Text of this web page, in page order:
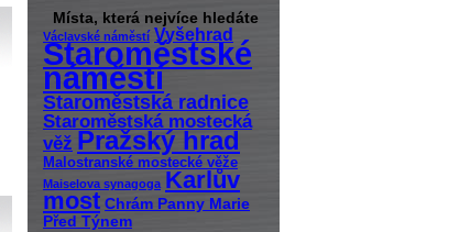
Místa, která nejvíce hledáte
Václavské náměstí Vyšehrad
Staroměstské
náměstí
Staroměstská radnice
Staroměstská mostecká
věž Pražský hrad
Malostranské mostecké věže
Maiselova synagoga Karlův
most Chrám Panny Marie
Před Týnem